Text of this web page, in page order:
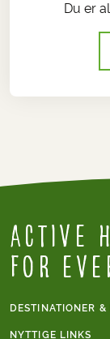
Du er
Active
for
DESTINATIONER
Vandreferie
NYTTIGE LINKS